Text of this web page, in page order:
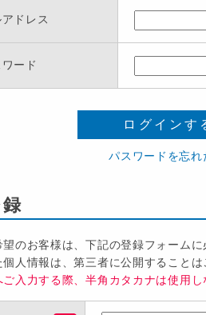
アドレス
ード
ログインす
パスワードを忘れ
のお客様は、下記の登録フォーム
人情報は、第三者に公開することは
入力する際、半角カタカナは使用し